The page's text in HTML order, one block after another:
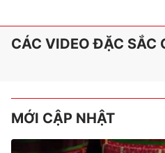
CÁC VIDEO ĐẶC SẮC
MỚI CẬP NHẬT